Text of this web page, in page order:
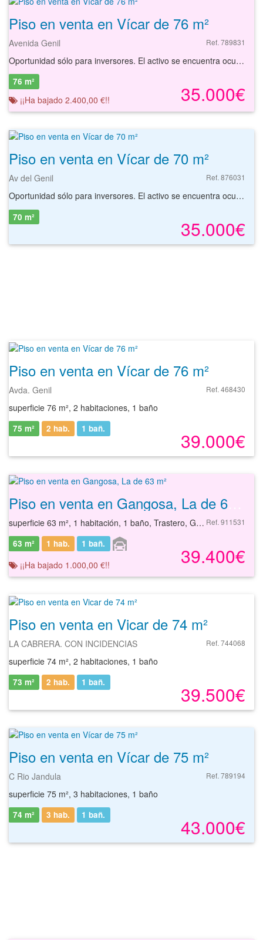
Piso en venta en Vícar de 76 m²
Avenida Genil Ref. 789831
Oportunidad sólo para inversores. El activo se encuentra ocupado por persona sin justo título. Debido al estado ocupacional del activo, no se pueden realizar visitas al mismo. Piso de segunda mano en venta con garaje anejo, situado en edificio residencial con servicio de ascensor en Vicar (Almería). Cuenta con una superficie de 76,02 m² distribuida en varias estancias y dependencias. En sus inmediaciones dispone de todo tipo de servicios. Tiene buena comunicación tanto por transporte público como por transporte privado. Podrá encontrar la vivienda que necesita y asegurar su inversión con el mejor de los asesoramientos especializados. Empiece ahora mismo pidiendo más información. Un responsable cercano a usted le atenderá personalmente.
35.000€
76 m²
¡¡Ha bajado 2.400,00 €!!
Piso en venta en Vícar de 70 m²
Av del Genil Ref. 876031
Oportunidad sólo para inversores. El activo se encuentra ocupado por persona sin justo título. Debido al estado ocupacional del activo, no se pueden realizar visitas al mismo. Piso de segunda mano en venta situado en Vícar, en la provincia de Almería. Cuenta con una superficie de 70 m² distribuidos en varias dependencias y servicios. Se localiza en una zona residencial y en sus inmediaciones dispone de todo tipo de servicios. Tiene buena comunicación, tanto por medio de transporte público, como a través de vehículo privado. Podrá encontrar la vivienda que necesita y asegurar su inversión con el mejor de los asesoramientos especializados. Empiece ahora mismo pidiendo más información. Un responsable cercano a usted le atenderá personalmente.
35.000€
70 m²
Piso en venta en Vícar de 76 m²
Avda. Genil Ref. 468430
superficie 76 m², 2 habitaciones, 1 baño
39.000€
75 m² 2 hab. 1 bañ.
Ref. 911531
superficie 63 m², 1 habitación, 1 baño, Trastero, Garaje, Duplex
39.400€
63 m² 1 hab. 1 bañ.
¡¡Ha bajado 1.000,00 €!!
Piso en venta en Vicar de 74 m²
LA CABRERA. CON INCIDENCIAS Ref. 744068
superficie 74 m², 2 habitaciones, 1 baño
39.500€
73 m² 2 hab. 1 bañ.
Piso en venta en Vícar de 75 m²
C Rio Jandula Ref. 789194
superficie 75 m², 3 habitaciones, 1 baño
43.000€
74 m² 3 hab. 1 bañ.